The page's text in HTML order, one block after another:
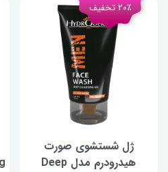
ژل شستشوی صورت
هیدرودرم مدل Deep
20٪ تخفیف